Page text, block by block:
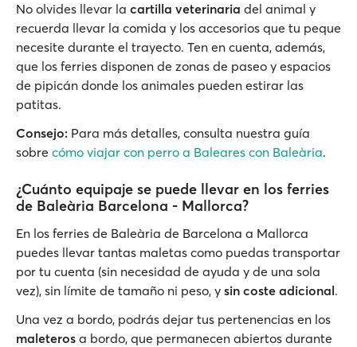
No olvides llevar la cartilla veterinaria del animal y
recuerda llevar la comida y los accesorios que tu peque
necesite durante el trayecto. Ten en cuenta, además,
que los ferries disponen de zonas de paseo y espacios
de pipicán donde los animales pueden estirar las
patitas.
Consejo: Para más detalles, consulta nuestra guía
sobre cómo viajar con perro a Baleares con Baleària.
¿Cuánto equipaje se puede llevar en los ferries
de Baleària Barcelona - Mallorca?
En los ferries de Baleària de Barcelona a Mallorca
puedes llevar tantas maletas como puedas transportar
por tu cuenta (sin necesidad de ayuda y de una sola
vez), sin límite de tamaño ni peso, y sin coste adicional.
Una vez a bordo, podrás dejar tus pertenencias en los
maleteros a bordo, que permanecen abiertos durante